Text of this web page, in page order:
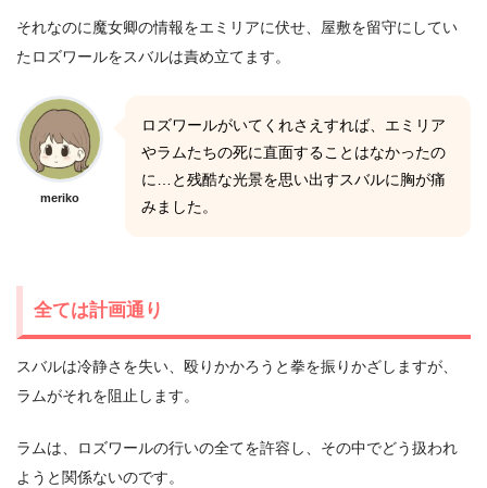
それなのに魔女卿の情報をエミリアに伏せ、屋敷を留守にしてい
たロズワールをスバルは責め立てます。
meriko
ロズワールがいてくれさえすれば、エミリア
やラムたちの死に直面することはなかったの
に…と残酷な光景を思い出すスバルに胸が痛
みました。
全ては計画通り
スバルは冷静さを失い、殴りかかろうと拳を振りかざしますが、
ラムがそれを阻止します。
ラムは、ロズワールの行いの全てを許容し、その中でどう扱われ
ようと関係ないのです。